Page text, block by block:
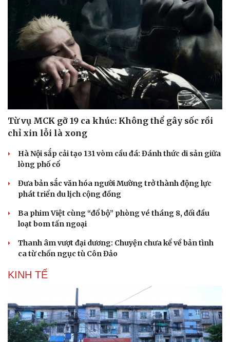
Từ vụ MCK gỡ 19 ca khúc: Không thể gây sốc rồi
chỉ xin lỗi là xong
Hà Nội sắp cải tạo 131 vòm cầu đá: Đánh thức di sản giữa
lòng phố cổ
Đưa bản sắc văn hóa người Mường trở thành động lực
phát triển du lịch cộng đồng
Ba phim Việt cùng “đổ bộ” phòng vé tháng 8, đối đầu
loạt bom tấn ngoại
Thanh âm vượt đại dương: Chuyện chưa kể về bản tình
ca từ chốn ngục tù Côn Đảo
KINH TẾ